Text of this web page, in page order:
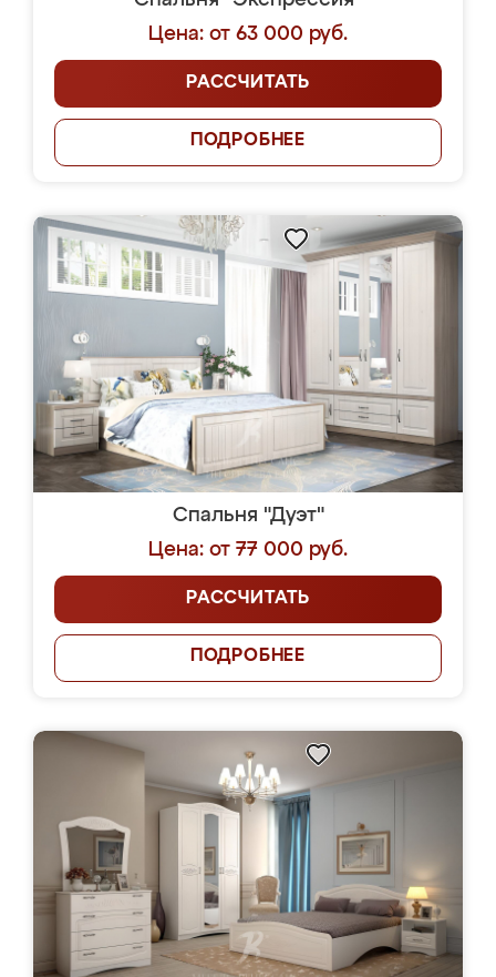
Цена: от 63 000 руб.
РАССЧИТАТЬ
ПОДРОБНЕЕ
Спальня "Дуэт"
Цена: от 77 000 руб.
РАССЧИТАТЬ
ПОДРОБНЕЕ